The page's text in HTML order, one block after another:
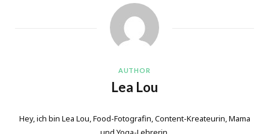
AUTHOR
Lea Lou
Hey, ich bin Lea Lou, Food-Fotografin, Content-Kreateurin, Mama